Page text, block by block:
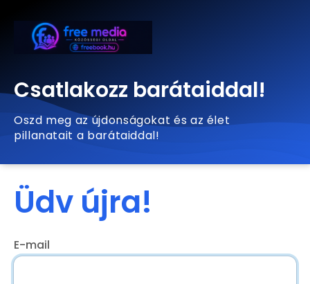
Csatlakozz barátaiddal!
Oszd meg az újdonságokat és az élet
pillanatait a barátaiddal!
Üdv újra!
E-mail